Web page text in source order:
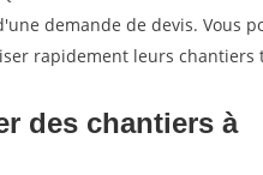
demande de devis. Vous
rapidement leurs chantiers
des chantiers à